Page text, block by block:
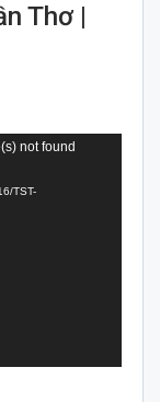
Thơ |
not found
TST-